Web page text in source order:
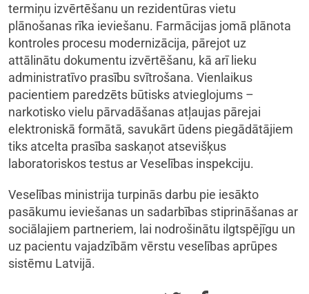
termiņu izvērtēšanu un rezidentūras vietu
plānošanas rīka ieviešanu. Farmācijas jomā plānota
kontroles procesu modernizācija, pārejot uz
attālinātu dokumentu izvērtēšanu, kā arī lieku
administratīvo prasību svītrošana. Vienlaikus
pacientiem paredzēts būtisks atvieglojums –
narkotisko vielu pārvadāšanas atļaujas pārejai
elektroniskā formātā, savukārt ūdens piegādātājiem
tiks atcelta prasība saskaņot atsevišķus
laboratoriskos testus ar Veselības inspekciju.
Veselības ministrija turpinās darbu pie iesākto
pasākumu ieviešanas un sadarbības stiprināšanas ar
sociālajiem partneriem, lai nodrošinātu ilgtspējīgu un
uz pacientu vajadzībām vērstu veselības aprūpes
sistēmu Latvijā.